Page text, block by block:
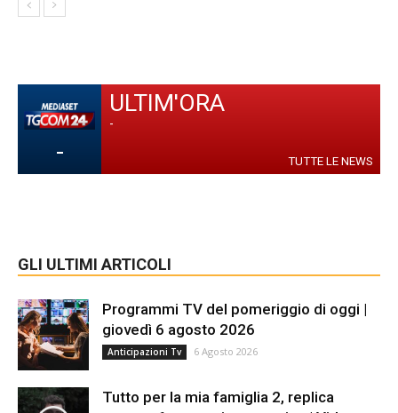
-
ULTIM'ORA
-
TUTTE LE NEWS
GLI ULTIMI ARTICOLI
Programmi TV del pomeriggio di oggi |
giovedì 6 agosto 2026
Anticipazioni Tv 6 Agosto 2026
Tutto per la mia famiglia 2, replica